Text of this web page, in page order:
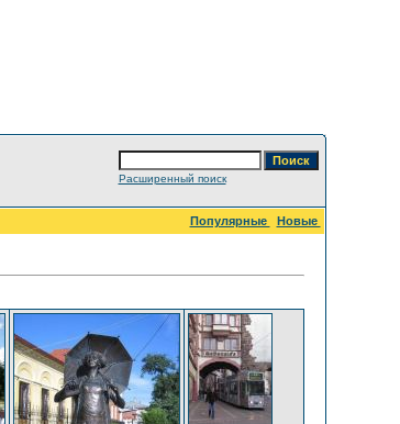
Расширенный поиск
Популярные
Новые